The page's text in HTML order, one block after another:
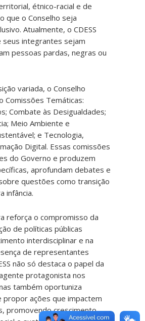
étnico-racial e de
que o Conselho seja
Atualmente, o CDESS
seus integrantes sejam
pessoas pardas, negras ou
variada, o Conselho
Comissões Temáticas:
Combate às Desigualdades;
Meio Ambiente e
e Tecnologia,
Digital. Essas comissões
do Governo e produzem
aprofundam debates e
questões como transição
infância.
reforça o compromisso da
de políticas públicas
interdisciplinar e na
de representantes
não só destaca o papel da
protagonista nos
também oportuniza
ações que impactem
promovendo crescimento